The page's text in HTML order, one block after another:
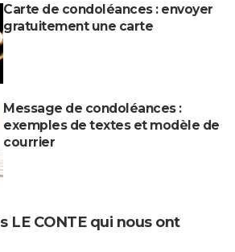
Carte de condoléances : envoyer
gratuitement une carte
Message de condoléances :
exemples de textes et modèle de
courrier
LE CONTE qui nous ont